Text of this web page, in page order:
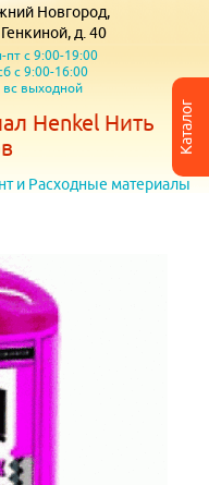
Каталог
Новгород,
д. 40
пт с 9:00-19:00
с 9:00-16:00
вс выходной
Henkel Нить
и Расходные материалы